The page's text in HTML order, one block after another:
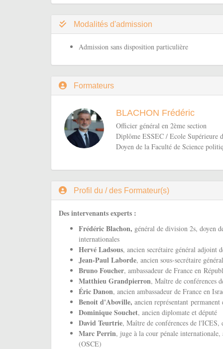
Modalités d'admission
Admission sans disposition particulière
Formateurs
BLACHON Frédéric
Officier général en 2ème section
Diplôme ESSEC / Ecole Supérieure
Doyen de la Faculté de Science
Profil du / des Formateur(s)
Des intervenants experts :
Frédéric Blachon, général de division 2s, doyen
internationales
Hervé Ladsous, ancien secrétaire général adjoint
Jean-Paul Laborde, ancien sous-secrétaire
Bruno Foucher, ambassadeur de France en
Matthieu Grandpierron, Maître de conférences
Éric Danon, ancien ambassadeur de France en
Benoit d'Aboville, ancien représentant
Dominique Souchet, ancien diplomate et député
David Teurtrie, Maître de conférences de
Marc Perrin, juge à la cour pénale
(OSCE)